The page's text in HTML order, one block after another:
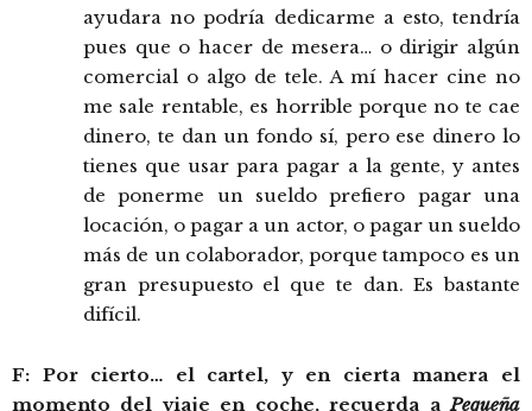
ayudara no podría dedicarme a esto, tendría
pues que o hacer de mesera… o dirigir algún
comercial o algo de tele. A mí hacer cine no
me sale rentable, es horrible porque no te cae
dinero, te dan un fondo sí, pero ese dinero lo
tienes que usar para pagar a la gente, y antes
de ponerme un sueldo prefiero pagar una
locación, o pagar a un actor, o pagar un sueldo
más de un colaborador, porque tampoco es un
gran presupuesto el que te dan. Es bastante
difícil.
F: Por cierto… el cartel, y en cierta manera el
momento del viaje en coche, recuerda aPequeña